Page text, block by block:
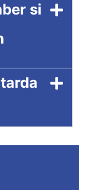
si